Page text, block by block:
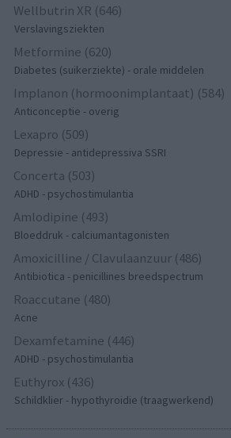
Wellbutrin XR (646)
Verslavingsziekten
Metformine (620)
Diabetes (suikerziekte) - orale middelen
Implanon (hormoonimplantaat) (584)
Anticonceptie - overig
Lexapro (509)
Depressie - antidepressiva SSRI
Concerta (503)
ADHD - psychostimulantia
Amlodipine (493)
Bloeddruk - calciumantagonisten
Amoxicilline / Clavulaanzuur (486)
Antibiotica - penicillines breedspectrum
Roaccutane (480)
Acne
Dexamfetamine (446)
ADHD - psychostimulantia
Euthyrox (436)
Schildklier - hypothyroidie (traagwerkend)